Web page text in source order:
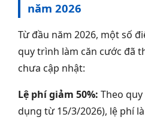
năm 2026
Từ đầu năm 2026, một số
quy trình làm căn cước đã
chưa cập nhật:
Lệ phí giảm 50%: Theo
dụng từ 15/3/2026), lệ phí